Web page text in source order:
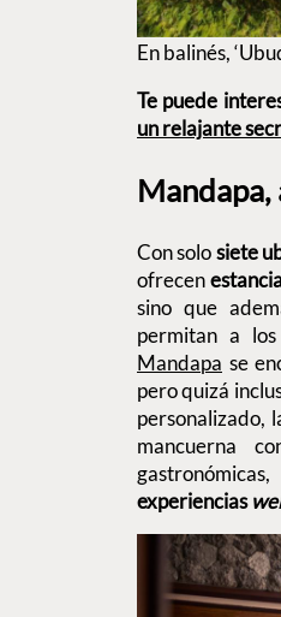
En balinés,
Te puede
un relajante
Con solosiete
ofrecen
sino que
permitan a los
Mandapa se
pero quizá
personalizado,
mancuerna
experiencias